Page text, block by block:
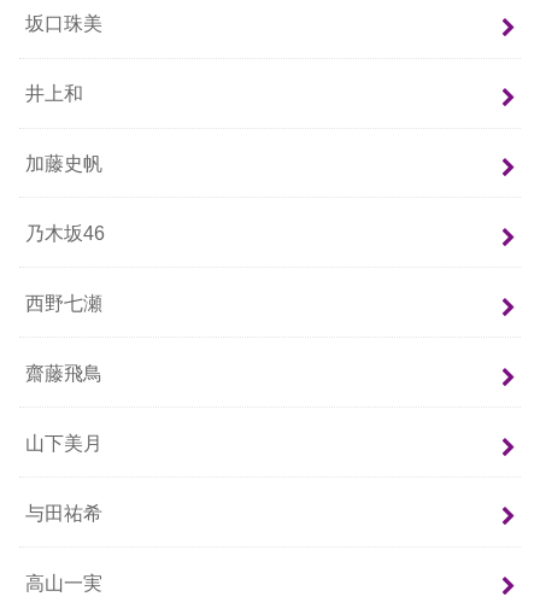
坂口珠美
井上和
加藤史帆
乃木坂46
西野七瀬
齋藤飛鳥
山下美月
与田祐希
高山一実